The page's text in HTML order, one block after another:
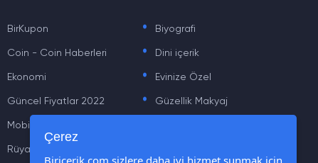
BirKupon . Biyografi
Coin - Coin Haberleri . Dini içerik
Ekonomi . Evinize Özel
Güncel Fiyatlar 2022 . Güzellik Makyaj
Mobil .
Rüya Tabiri
Çerez
Biricerik.com sizlere daha iyi hizmet sunmak için